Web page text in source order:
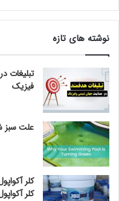
نوشته های تازه
فیزیک
علت سبز
کلر
کلر